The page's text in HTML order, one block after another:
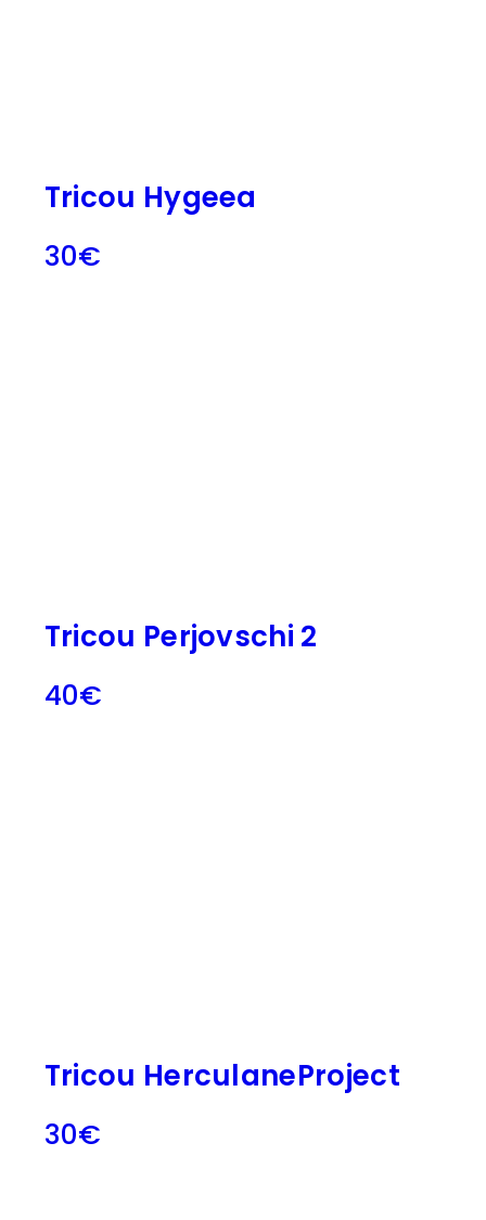
Tricou Hygeea
30€
Tricou Perjovschi 2
40€
Tricou HerculaneProject
30€